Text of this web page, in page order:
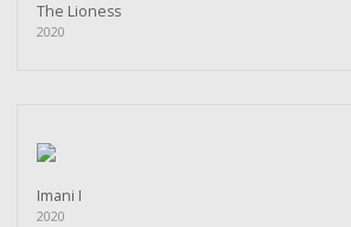
The Lioness
2020
Imani I
2020